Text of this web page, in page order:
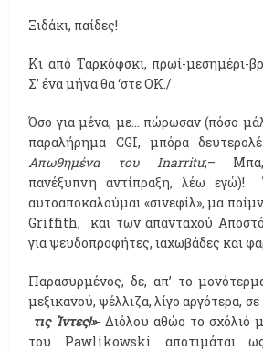
Ξιδάκι, παίδες!
Κι από Ταρκόφσκι, πρωί-μεσημέρι-
Σ’ ένα μήνα θα ‘στε ΟΚ./
Όσο για μένα, με… πώρωσαν (πόσο
παραλήρημα CGI, μπόρα
Απωθημένα του Inarritu;– Μπα,
πανέξυπνη αντίπραξη, λέω
αυτοαποκαλούμαι «σινεφίλ», μα
Griffith, και των απανταχού
για ψευδοπροφήτες, ιαχωβάδες και
Παρασυρμένος, δε, απ’ το
μεξικανού, ψέλλιζα, λίγο αργότερα, σε
τις Ίντες!»- Διόλου αθώο το σχόλιό
του Pawlikowski αποτιμάται